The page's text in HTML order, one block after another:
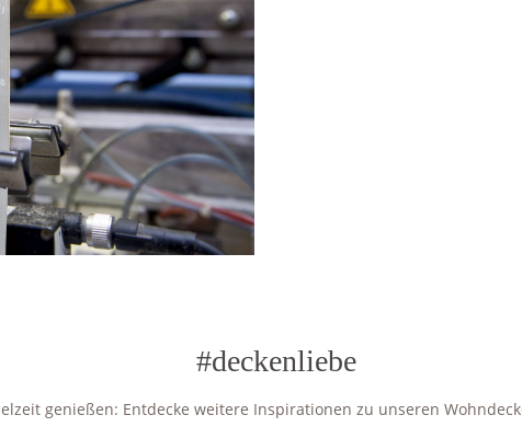
#deckenliebe
genießen: Entdecke weitere Inspirationen zu unseren